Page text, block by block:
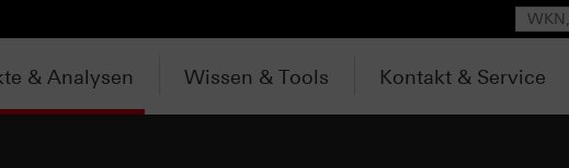
Suche
& Analysen Wissen & Tools Kontakt & Service